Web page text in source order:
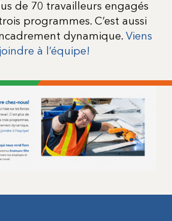
de 70 travailleurs engagés
programmes. C’est aussi
dynamique.Viens
à l’équipe!